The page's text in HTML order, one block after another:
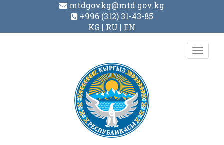
mtdgovkg@mtd.gov.kg
+996 (312) 31-43-85
KG
RU EN
Toggle